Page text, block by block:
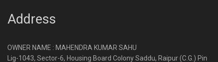
Address
OWNER NAME : MAHENDRA KUMAR SAHU
Lig-1043, Sector-6, Housing Board Colony Saddu, Raipur (C.G.) Pin